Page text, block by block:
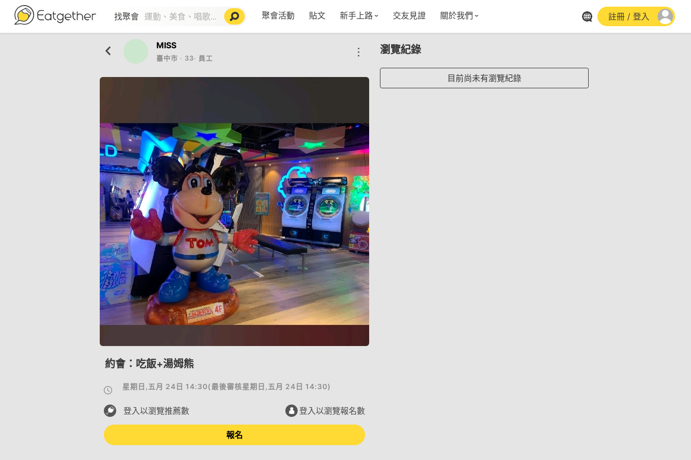
找聚會 聚會活動 貼文 新手上路
五大功能
VIP獨享
使用者指南
如何報名/舉辦聚會
聚會主題推薦
交友見證 關於我們
instagram
註冊 / 登入
MISS
臺中市 ‧ 33‧ 員工
約會：吃飯+湯姆熊
星期日,五月 24日 14:30(最後審核星期日,五月 24日 14:30)
登入以瀏覽推薦數 登入以瀏覽報名數
報名
瀏覽紀錄
目前尚未有瀏覽紀錄